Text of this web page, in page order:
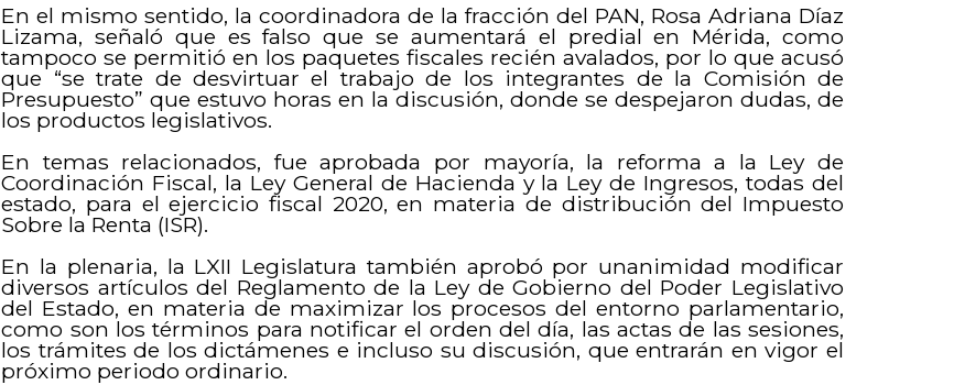
En el mismo sentido, la coordinadora de la fracción del PAN, Rosa Adriana Díaz
Lizama, señaló que es falso que se aumentará el predial en Mérida, como
tampoco se permitió en los paquetes fiscales recién avalados, por lo que acusó
que “se trate de desvirtuar el trabajo de los integrantes de la Comisión de
Presupuesto” que estuvo horas en la discusión, donde se despejaron dudas, de
los productos legislativos.
En temas relacionados, fue aprobada por mayoría, la reforma a la Ley de
Coordinación Fiscal, la Ley General de Hacienda y la Ley de Ingresos, todas del
estado, para el ejercicio fiscal 2020, en materia de distribución del Impuesto
Sobre la Renta (ISR).
En la plenaria, la LXII Legislatura también aprobó por unanimidad modificar
diversos artículos del Reglamento de la Ley de Gobierno del Poder Legislativo
del Estado, en materia de maximizar los procesos del entorno parlamentario,
como son los términos para notificar el orden del día, las actas de las sesiones,
los trámites de los dictámenes e incluso su discusión, que entrarán en vigor el
próximo periodo ordinario.